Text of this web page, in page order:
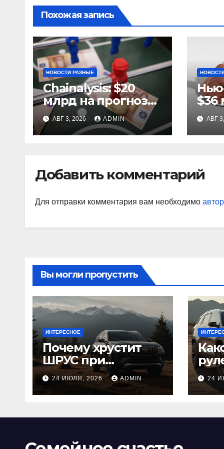
Похожая запись
НОВОСТИ РАЗНЫЕ
Chainalysis: $20
млрд на прогнозах
ЧМ-2022, $5,4 млн
из них незаконные
АВГ 3, 2026 ADMIN
$36
заАВГ
Добавить комментарий
Для отправки комментария вам необходимо
Вы могли пропустить
ИНТЕРЕСНОЕ
Почему хрустит
ШРУС при
повороте:
причины,
диагностика
24 ИЮЛЯ, 2026 ADMIN
или
24